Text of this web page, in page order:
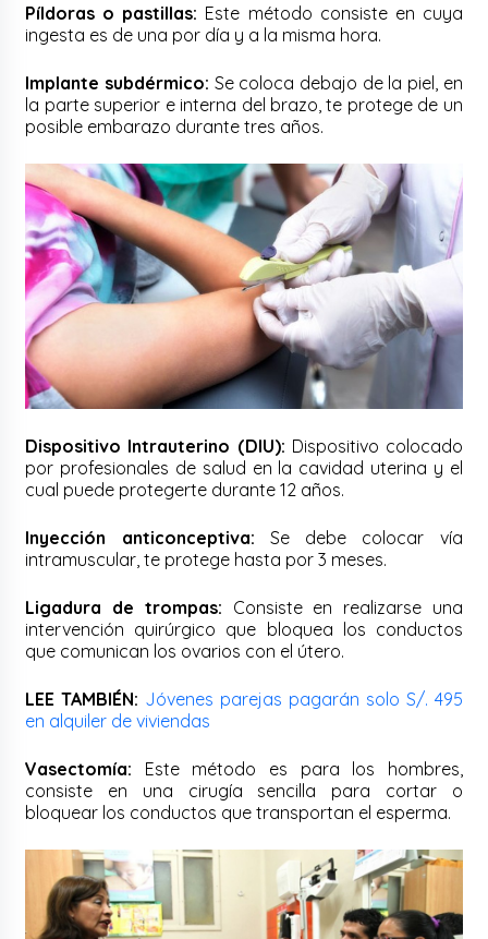
Píldoras o pastillas: Este método consiste en cuya
ingesta es de una por día y a la misma hora.
Implante subdérmico: Se coloca debajo de la piel, en
la parte superior e interna del brazo, te protege de un
posible embarazo durante tres años.
Dispositivo Intrauterino (DIU): Dispositivo colocado
por profesionales de salud en la cavidad uterina y el
cual puede protegerte durante 12 años.
Inyección anticonceptiva: Se debe colocar vía
intramuscular, te protege hasta por 3 meses.
Ligadura de trompas: Consiste en realizarse una
intervención quirúrgico que bloquea los conductos
que comunican los ovarios con el útero.
LEE TAMBIÉN: Jóvenes parejas pagarán solo S/. 495
en alquiler de viviendas
Vasectomía: Este método es para los hombres,
consiste en una cirugía sencilla para cortar o
bloquear los conductos que transportan el esperma.